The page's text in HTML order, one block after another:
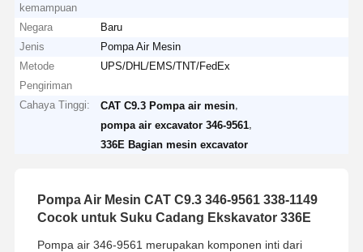
kemampuan
Negara
Baru
Jenis
Pompa Air Mesin
Metode
Pengiriman
UPS/DHL/EMS/TNT/FedEx
Cahaya Tinggi: CAT C9.3 Pompa air mesin
pompa air excavator 346-9561
336E Bagian mesin excavator
Pompa Air Mesin CAT C9.3 346-9561 338-1149
Cocok untuk Suku Cadang Ekskavator 336E
Pompa air 346-9561 merupakan komponen inti dari